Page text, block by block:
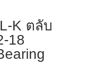
K ตลับ
18